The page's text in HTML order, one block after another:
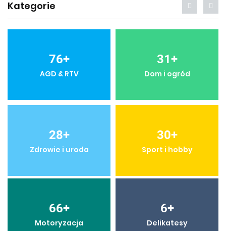
Kategorie
76+
AGD & RTV
31+
Dom i ogród
28+
Zdrowie i uroda
30+
Sport i hobby
66+
Motoryzacja
6+
Delikatesy